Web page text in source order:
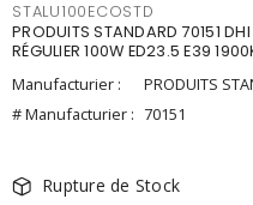
STALU100ECOSTD
PRODUITS STANDARD 70151
RÉGULIER 100W ED23.5 E39
Manufacturier :
PRODUITS
# Manufacturier : 70151
Rupture de Stock